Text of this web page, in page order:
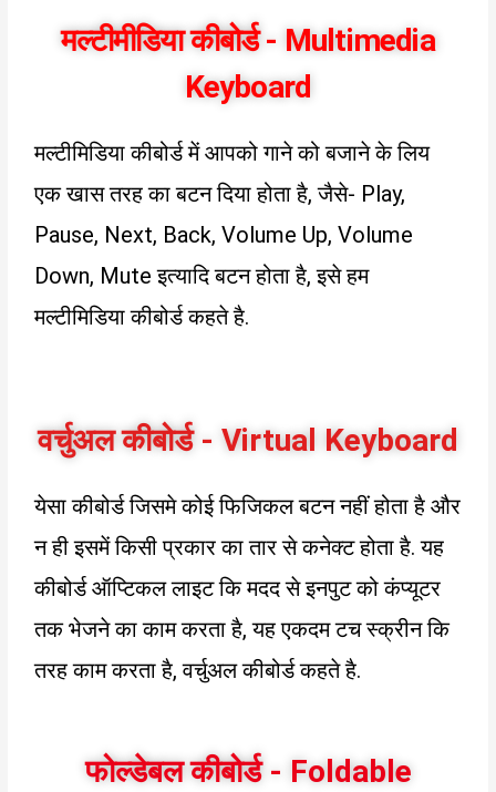
मल्टीमीडिया कीबोर्ड - Multimedia
Keyboard
मल्टीमिडिया कीबोर्ड में आपको गाने को बजाने के लिय
एक खास तरह का बटन दिया होता है, जैसे- Play,
Pause, Next, Back, Volume Up, Volume
Down, Mute इत्यादि बटन होता है, इसे हम
मल्टीमिडिया कीबोर्ड कहते है.
वर्चुअल कीबोर्ड - Virtual Keyboard
येसा कीबोर्ड जिसमे कोई फिजिकल बटन नहीं होता है और
न ही इसमें किसी प्रकार का तार से कनेक्ट होता है. यह
कीबोर्ड ऑप्टिकल लाइट कि मदद से इनपुट को कंप्यूटर
तक भेजने का काम करता है, यह एकदम टच स्क्रीन कि
तरह काम करता है, वर्चुअल कीबोर्ड कहते है.
फोल्डेबल कीबोर्ड - Foldable